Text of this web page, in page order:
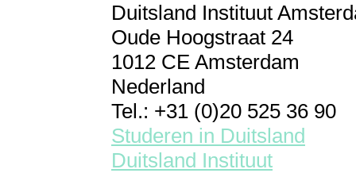
Duitsland Instituut
Oude Hoogstraat 24
1012 CE Amsterdam
Nederland
Tel.: +31 (0)20 525 36 90
Studeren in Duitsland
Duitsland Instituut